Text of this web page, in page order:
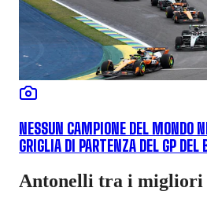
NESSUN CAMPIONE DEL MONDO
GRIGLIA DI PARTENZA DEL GP DEL
Antonelli tra i migliori